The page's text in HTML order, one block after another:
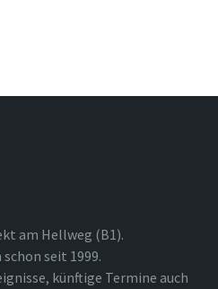
am Hellweg (B1).
seit 1999.
künftige Termine auch